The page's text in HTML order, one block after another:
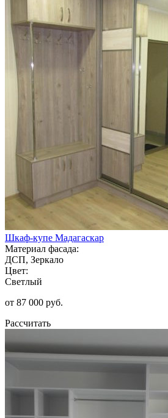
Шкаф-купе Мадагаскар
Материал фасада:
ДСП, Зеркало
Цвет:
Светлый
от 87 000 руб.
Рассчитать